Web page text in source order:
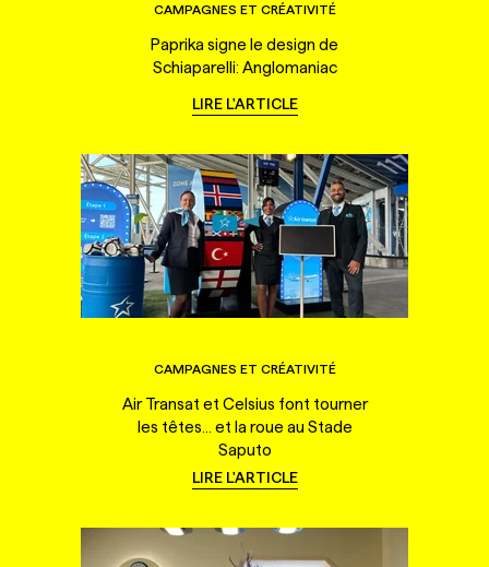
CAMPAGNES ET CRÉATIVITÉ
Paprika signe le design de
Schiaparelli: Anglomaniac
LIRE L'ARTICLE
CAMPAGNES ET CRÉATIVITÉ
Air Transat et Celsius font tourner
les têtes... et la roue au Stade
Saputo
LIRE L'ARTICLE